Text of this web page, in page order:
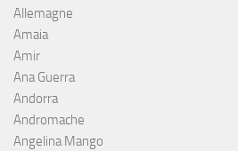
Allemagne
Amaia
Amir
Ana Guerra
Andorra
Andromache
Angelina Mango